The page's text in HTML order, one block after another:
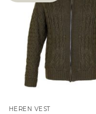
HEREN VEST